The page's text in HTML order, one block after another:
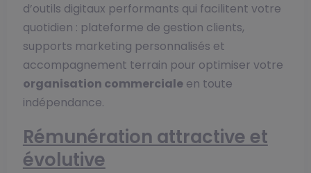
d’outils digitaux performants qui facilitent votre
quotidien : plateforme de gestion clients,
supports marketing personnalisés et
accompagnement terrain pour optimiser votre
organisation commercialeen toute
indépendance.
Rémunération attractive et
évolutive